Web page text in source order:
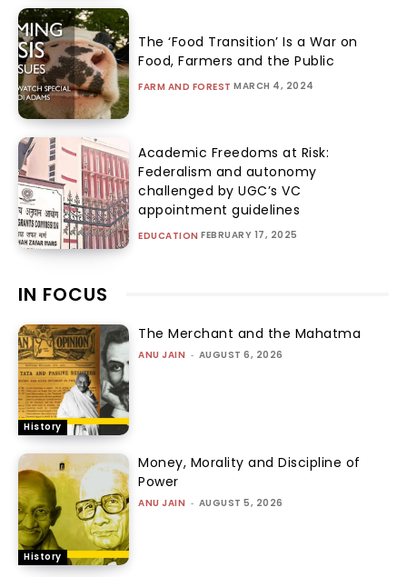
The ‘Food Transition’ Is a War on
Food, Farmers and the Public
FARM AND FOREST MARCH 4, 2024
Academic Freedoms at Risk:
Federalism and autonomy
challenged by UGC’s VC
appointment guidelines
EDUCATION FEBRUARY 17, 2025
IN FOCUS
History
The Merchant and the Mahatma
ANU JAIN - AUGUST 6, 2026
History
Money, Morality and Discipline of
Power
ANU JAIN - AUGUST 5, 2026